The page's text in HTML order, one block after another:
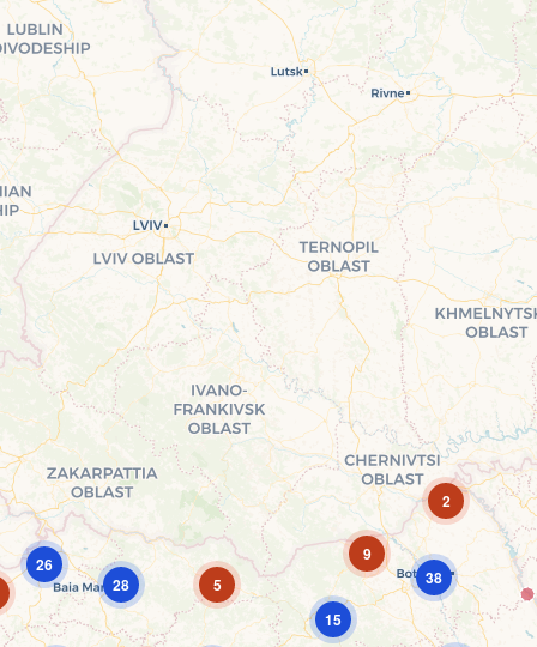
2
28 5
26
15
9
38